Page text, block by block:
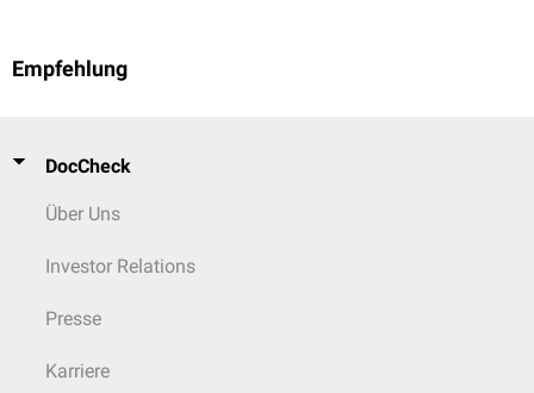
Empfehlung
DocCheck
Über Uns
Investor Relations
Presse
Karriere